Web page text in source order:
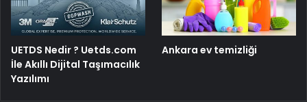
UETDS Nedir ? Uetds.com
İle Akıllı Dijital Taşımacılık
Yazılımı
Ankara ev temizliği